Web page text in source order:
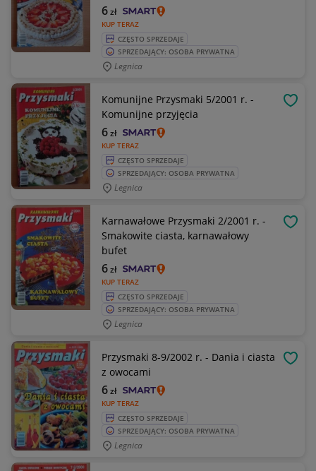
KUP TERAZ
6zł
CZĘSTO SPRZEDAJE
SPRZEDAJĄCY: OSOBA PRYWATNA
Legnica
Komunijne Przysmaki 5/2001 r. -
Komunijne przyjęcia
KUP TERAZ
6zł
CZĘSTO SPRZEDAJE
SPRZEDAJĄCY: OSOBA PRYWATNA
Legnica
Karnawałowe Przysmaki 2/2001 r. -
Smakowite ciasta, karnawałowy
bufet
KUP TERAZ
6zł
CZĘSTO SPRZEDAJE
SPRZEDAJĄCY: OSOBA PRYWATNA
Legnica
Przysmaki 8-9/2002 r. - Dania i ciasta
z owocami
KUP TERAZ
6zł
CZĘSTO SPRZEDAJE
SPRZEDAJĄCY: OSOBA PRYWATNA
Legnica